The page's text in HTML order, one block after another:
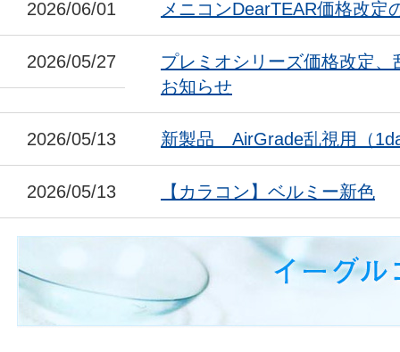
2026/06/01 メニコンDearTEAR価格改定
2026/05/27
プレミオシリーズ価格改定
お知らせ
2026/05/13 新製品 AirGrade乱視用（
2026/05/13 【カラコン】ベルミー新色